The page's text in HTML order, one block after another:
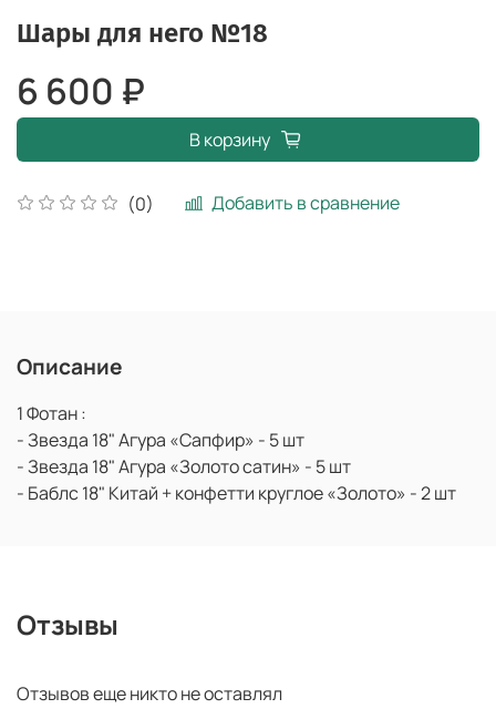
Шары для него №18
(0) Добавить в сравнение
6 600 ₽
В корзину
Описание
1 Фотан :
- Звезда 18" Агура «Сапфир» - 5 шт
- Звезда 18" Агура «Золото сатин» - 5 шт
- Баблс 18" Китай + конфетти круглое «Золото» - 2 шт
Отзывы
Отзывов еще никто не оставлял